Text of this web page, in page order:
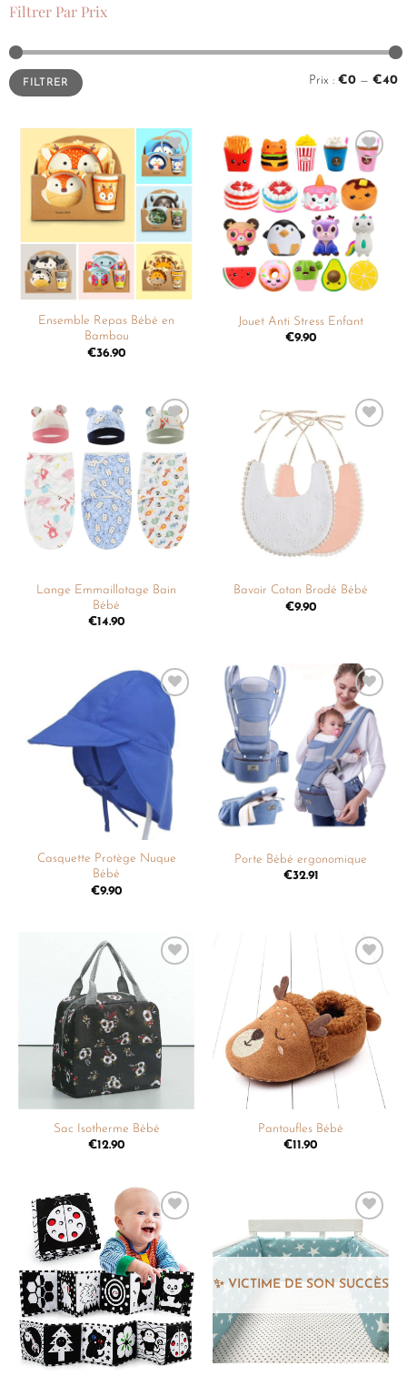
Filtrer Par Prix
FILTRER Prix : €0 — €40
Ajouter
à la
liste de
souhaits
Ensemble Repas Bébé en
Bambou
€36.90
Ajouter
à la
liste de
souhaits
Jouet Anti Stress Enfant
€9.90
Ajouter
à la
liste de
souhaits
Lange Emmaillotage Bain
Bébé
€14.90
liste de
souhaits
Bavoir Coton Brodé Bébé
€9.90
Ajouter
liste de
souhaits
Casquette Protège Nuque
Bébé
€9.90
Ajouter
à la
liste de
souhaits
Porte Bébé ergonomique
€32.91
liste de
souhaits
Sac Isotherme Bébé
€12.90
liste de
souhaits
Pantoufles Bébé
€11.90
Ajouter
à la
liste de
souhaits
Ajouter
à la
liste de